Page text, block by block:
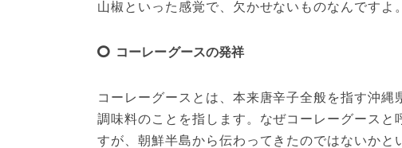
山椒といった感覚で、欠かせないものなんですよ。
コーレーグースの発祥
コーレーグースとは、本来唐辛子全般を指す沖
調味料のことを指します。なぜコーレーグースと
すが、朝鮮半島から伝わってきたのではないかと